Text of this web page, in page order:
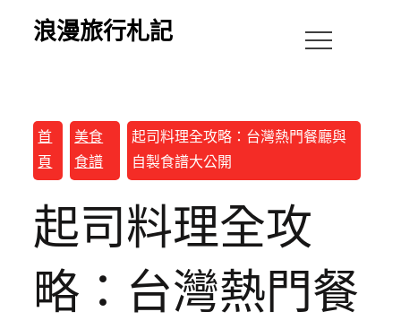
浪漫旅行札記
首
頁
美食
食譜
起司料理全攻略：台灣熱門餐廳與
自製食譜大公開
起司料理全攻
略：台灣熱門餐